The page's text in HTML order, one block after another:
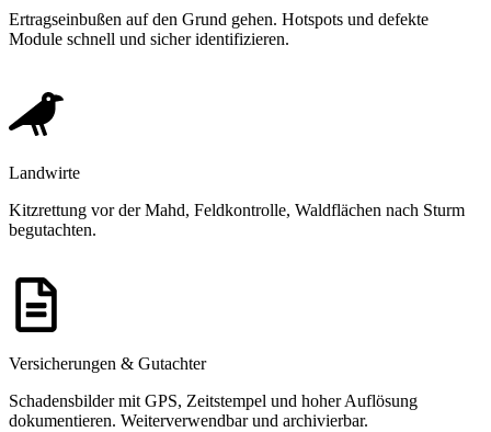
Ertragseinbußen auf den Grund gehen. Hotspots und defekte
Module schnell und sicher identifizieren.
Landwirte
Kitzrettung vor der Mahd, Feldkontrolle, Waldflächen nach Sturm
begutachten.
Versicherungen & Gutachter
Schadensbilder mit GPS, Zeitstempel und hoher Auflösung
dokumentieren. Weiterverwendbar und archivierbar.